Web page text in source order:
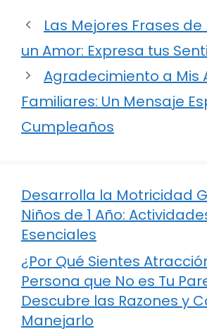
Las Mejores Frases
un Amor: Expresa tus
Agradecimiento a Mis
Familiares: Un Mensaje
Cumpleaños
Desarrolla la Motricidad
Niños de 1 Año:
Esenciales
¿Por Qué Sientes
Persona que No es Tu
Descubre las Razones y
Manejarlo